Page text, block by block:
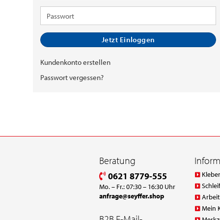
Passwort
Jetzt Einloggen
Kundenkonto erstellen
Passwort vergessen?
Beratung
0621 8779-555
Mo. – Fr.: 07:30 – 16:30 Uhr
anfrage@seyffer.shop
Mein